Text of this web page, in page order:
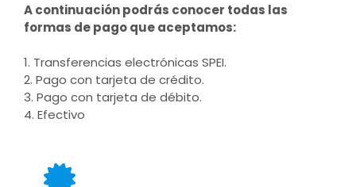
A continuación podrás conocer todas las
formas de pago que aceptamos:
1. Transferencias electrónicas SPEI.
2. Pago con tarjeta de crédito.
3. Pago con tarjeta de débito.
4. Efectivo